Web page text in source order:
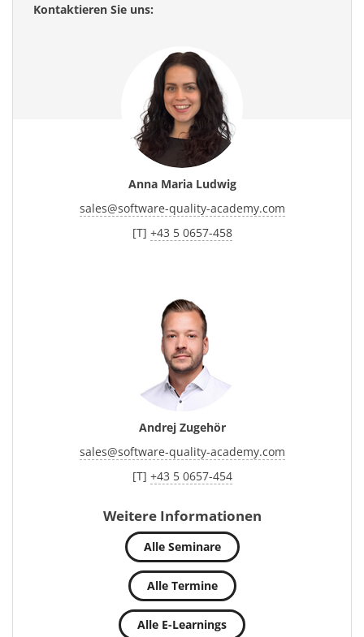
Kontaktieren Sie uns:
Anna Maria Ludwig
sales@software-quality-academy.com
[T] +43 5 0657-458
Andrej Zugehör
sales@software-quality-academy.com
[T] +43 5 0657-454
Weitere Informationen
Alle Seminare
Alle Termine
Alle E-Learnings